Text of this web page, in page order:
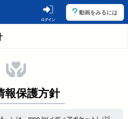
ログイン
動画をみるには
報保護方針